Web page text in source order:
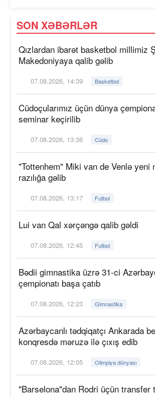
SON XƏBƏRLƏR
Qızlardan ibarət basketbol millimiz
Makedoniyaya qalib gəlib
07.08.2026, 14:39 Basketbol
Cüdoçularımız üçün dünya
seminar keçirilib
07.08.2026, 13:36 Cüdo
"Tottenhem" Miki van de Venlə yeni
razılığa gəlib
07.08.2026, 13:17 Futbol
Lui van Qal xərçəngə qalib gəldi
07.08.2026, 12:45 Futbol
Bədii gimnastika üzrə 31-ci
çempionatı başa çatıb
07.08.2026, 12:23 Gimnastika
Azərbaycanlı tədqiqatçı Ankarada
konqresdə məruzə ilə çıxış edib
07.08.2026, 12:05 Olimpiya dünyası
"Barselona"dan Rodri üçün transfer